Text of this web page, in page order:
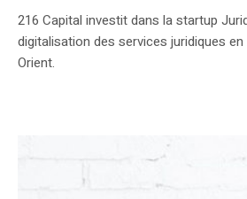
216 Capital investit dans la startup
digitalisation des services juridiques
Orient.